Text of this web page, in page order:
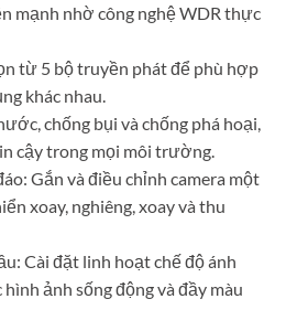
mạnh nhờ công nghệ WDR thực
từ 5 bộ truyền phát để phù hợp
khác nhau.
chống bụi và chống phá hoại,
cậy trong mọi môi trường.
Gắn và điều chỉnh camera một
xoay, nghiêng, xoay và thu
Cài đặt linh hoạt chế độ ánh
ảnh sống động và đầy màu